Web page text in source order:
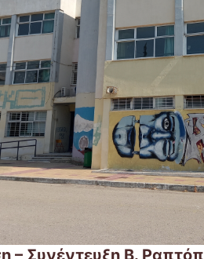
– Συνέντευξη Β.